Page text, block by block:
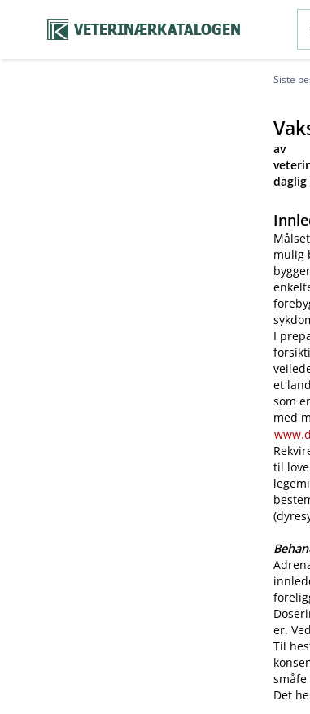
VETERINÆRKATALOGEN
Siste
av
daglig
mulig
I
et
som
med
til
er. Ved
Til
småfe
Det